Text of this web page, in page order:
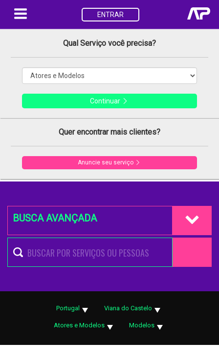
ENTRAR
Qual Serviço você precisa?
Continuar
Quer encontrar mais clientes?
Anuncie seu serviço
BUSCA AVANÇADA
Portugal Viana do Castelo
Atores e Modelos Modelos